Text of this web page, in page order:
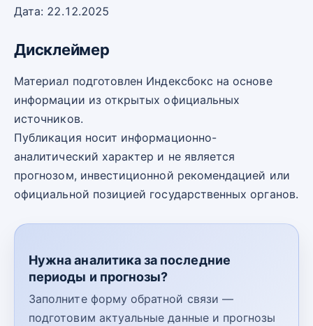
Дата: 22.12.2025
Дисклеймер
Материал подготовлен Индексбокс на основе
информации из открытых официальных
источников.
Публикация носит информационно-
аналитический характер и не является
прогнозом, инвестиционной рекомендацией или
официальной позицией государственных органов.
Нужна аналитика за последние
периоды и прогнозы?
Заполните форму обратной связи —
подготовим актуальные данные и прогнозы